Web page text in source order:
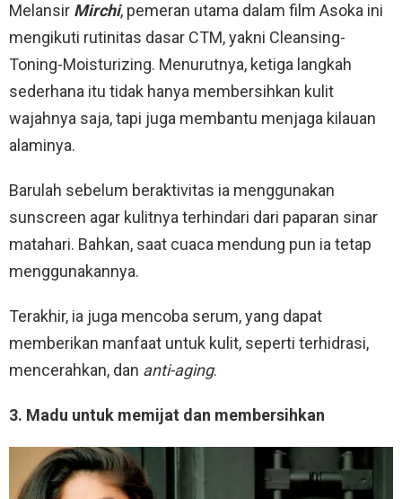
Melansir Mirchi, pemeran utama dalam film Asoka ini
mengikuti rutinitas dasar CTM, yakni Cleansing-
Toning-Moisturizing. Menurutnya, ketiga langkah
sederhana itu tidak hanya membersihkan kulit
wajahnya saja, tapi juga membantu menjaga kilauan
alaminya.
Barulah sebelum beraktivitas ia menggunakan
sunscreen agar kulitnya terhindari dari paparan sinar
matahari. Bahkan, saat cuaca mendung pun ia tetap
menggunakannya.
Terakhir, ia juga mencoba serum, yang dapat
memberikan manfaat untuk kulit, seperti terhidrasi,
mencerahkan, dan anti-aging.
3. Madu untuk memijat dan membersihkan